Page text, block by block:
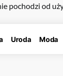
pochodzi od
Uroda Moda